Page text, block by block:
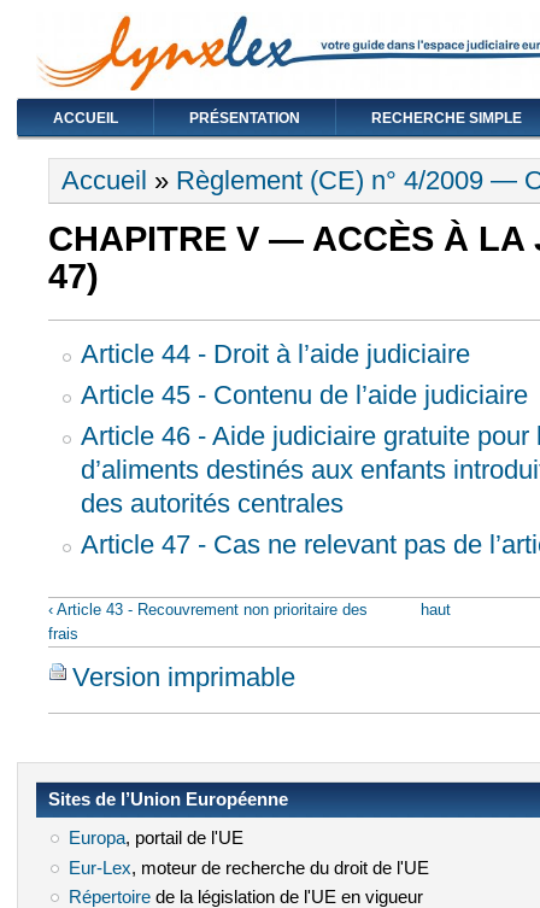
ACCUEIL PRÉSENTATION RECHERCHE SIMPLE
Vous êtes ici
Accueil » Règlement (CE) n° 4/2009 —
CHAPITRE V — ACCÈS À LA
47)
Article 44 - Droit à l’aide judiciaire
Article 45 - Contenu de l’aide judiciaire
Article 46 - Aide judiciaire gratuite pour
d’aliments destinés aux enfants
des autorités centrales
Article 47 - Cas ne relevant pas de
‹ Article 43 - Recouvrement non prioritaire des
frais
haut
Version imprimable
Sites de l’Union Européenne
Europa(le lien est externe)
, portail de l'UE
Eur-Lex (le lien est externe)
, moteur de recherche du droit de l'UE
Répertoire(le lien est externe)
de la législation de l'UE en vigueur